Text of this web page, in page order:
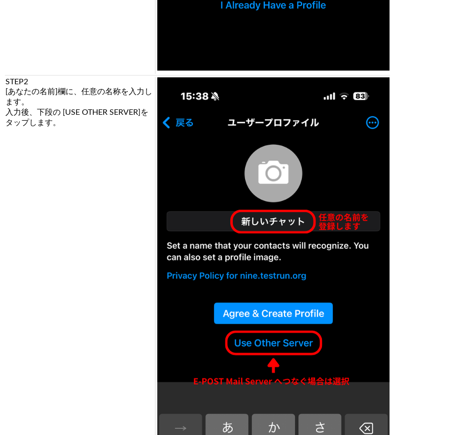
STEP2
[あなたの名前]欄に、任意の名称を入力し
ます。
入力後、下段の [USE OTHER SERVER]を
タップします。